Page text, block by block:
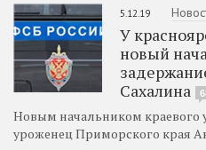
5.12.19
У
новый
Сахалина
Новым начальником краевого
уроженец Приморского края